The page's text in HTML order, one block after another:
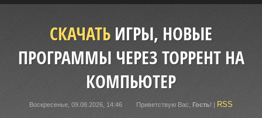
СКАЧАТЬИГРЫ, НОВЫЕ
ПРОГРАММЫ ЧЕРЕЗ ТОРРЕНТ НА
КОМПЬЮТЕР
Воскресенье, 09.08.2026, 14:46 Приветствую Вас Гость! | RSS